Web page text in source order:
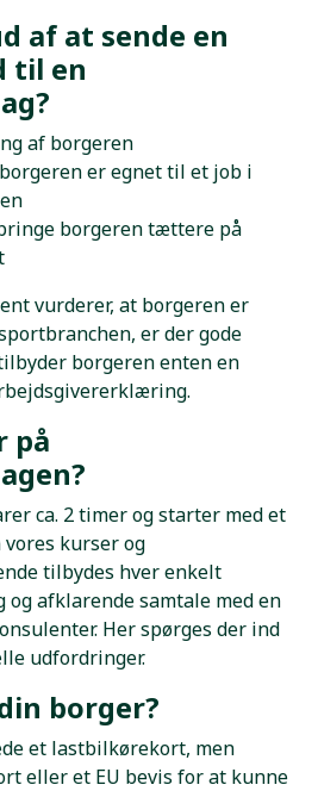
af at sende en
til en
af borgeren
er egnet til et job i
borgeren tættere på
vurderer, at borgeren er
er der gode
borgeren enten en
på
ca. 2 timer og starter med et
kurser og
tilbydes hver enkelt
afklarende samtale med en
Her spørges der ind
udfordringer.
borger?
et lastbilkørekort, men
eller et EU bevis for at kunne